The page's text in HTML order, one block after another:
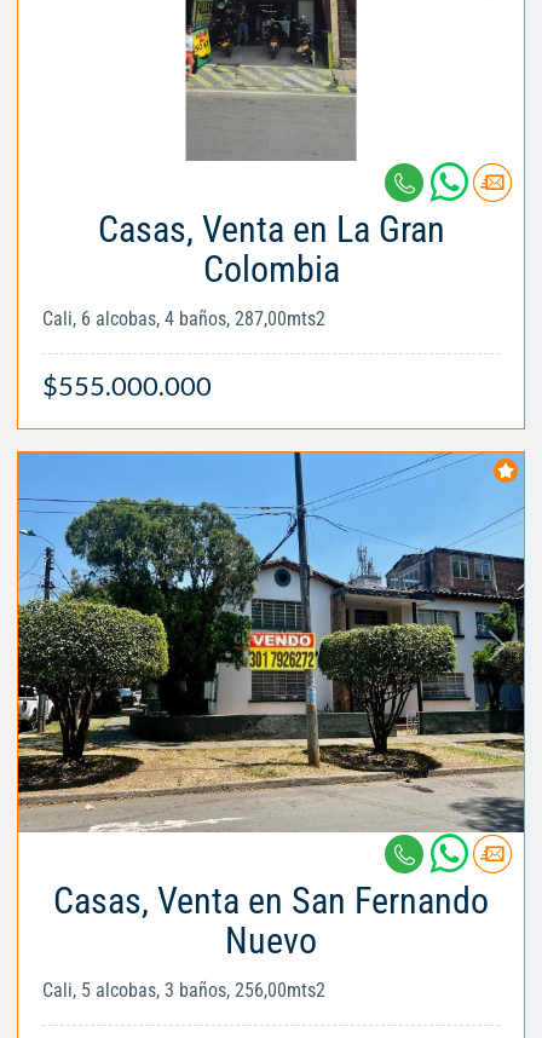
Casas, Venta en La Gran
Colombia
Cali, 6 alcobas, 4 baños, 287,00mts2
$555.000.000
Casas, Venta en San Fernando
Nuevo
Cali, 5 alcobas, 3 baños, 256,00mts2